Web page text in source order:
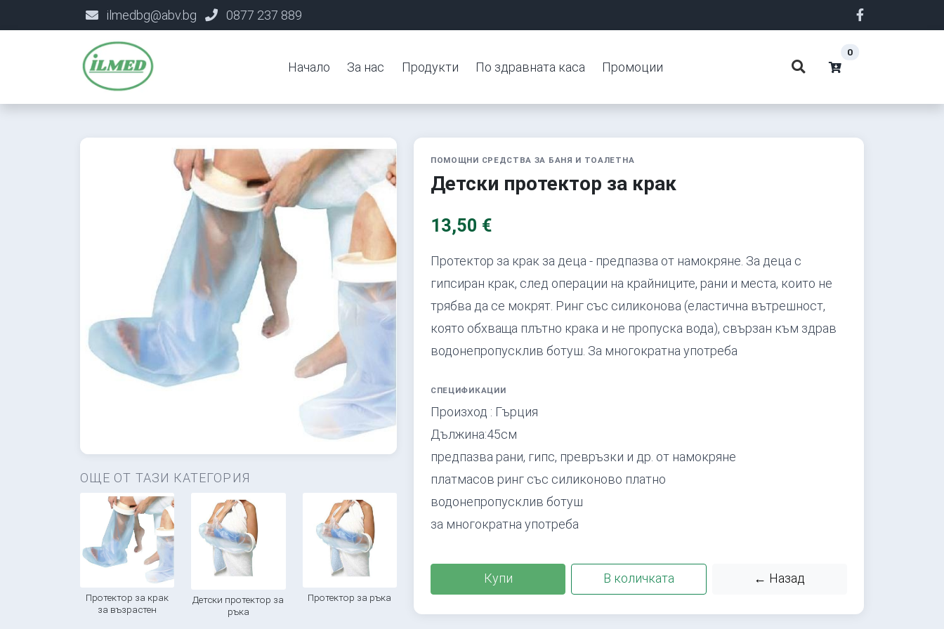
ilmedbg@abv.bg 0877 237 889
Начало За нас Продукти По здравната каса Промоции
0
ОЩЕ ОТ ТАЗИ КАТЕГОРИЯ
Протектор за крак
за възрастен
Детски протектор за
ръка
Протектор за ръка
ПОМОЩНИ СРЕДСТВА ЗА БАНЯ И ТОАЛЕТНА
Детски протектор за крак
13,50 €
Протектор за крак за деца - предпазва от намокряне. За деца с
гипсиран крак, след операции на крайниците, рани и места, които не
трябва да се мокрят. Ринг със силиконова (еластична вътрешност,
която обхваща плътно крака и не пропуска вода), свързан към здрав
водонепропусклив ботуш. За многократна употреба
СПЕЦИФИКАЦИИ
Произход : Гърция
Дължина:45см
предпазва рани, гипс, превръзки и др. от намокряне
платмасов ринг със силиконово платно
водонепропусклив ботуш
за многократна употреба
Купи В количката ← Назад